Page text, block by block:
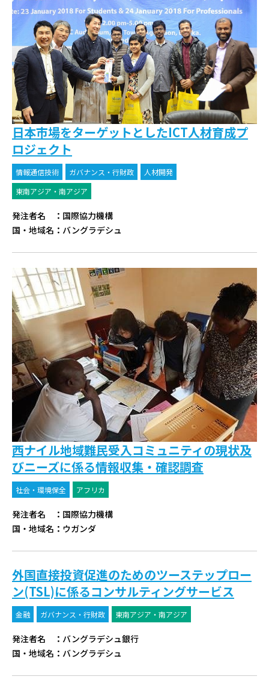
日本市場をターゲットとしたICT人材育成プ
ロジェクト
情報通信技術 ガバナンス・行財政
人材開発
東南アジア・南アジア
発注者名 ： 国際協力機構
国・地域名 ： バングラデシュ
西ナイル地域難民受入コミュニティの現状及
びニーズに係る情報収集・確認調査
社会・環境保全 アフリカ
発注者名 ： 国際協力機構
国・地域名 ： ウガンダ
外国直接投資促進のためのツーステップロー
ン(TSL)に係るコンサルティングサービス
金融 ガバナンス・行財政 東南アジア・南アジア
発注者名 ： バングラデシュ銀行
国・地域名 ： バングラデシュ